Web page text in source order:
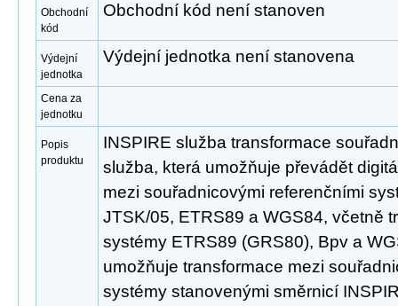
Obchodní
kód
Obchodní kód není stanoven
Výdejní
jednotka
Výdejní jednotka není stanovena
Cena za
jednotku
Popis
produktu
INSPIRE služba transformace
služba, která umožňuje převádět
mezi souřadnicovými referenčními
JTSK/05, ETRS89 a WGS84, včetně
systémy ETRS89 (GRS80), Bpv a
umožňuje transformace mezi
systémy stanovenými směrnicí